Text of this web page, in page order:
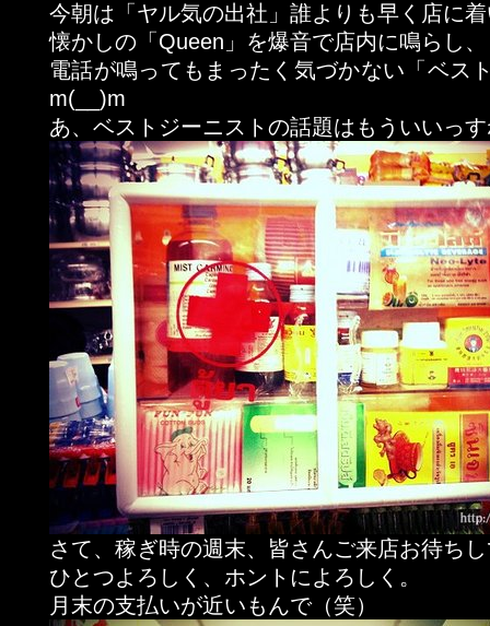
今朝は「ヤル気の出社」誰よりも早く店に
懐かしの「Queen」を爆音で店内に鳴らし、
電話が鳴ってもまったく気づかない「ベス
m(__)m
あ、ベストジーニストの話題はもういいっ
さて、稼ぎ時の週末、皆さんご来店お待ち
ひとつよろしく、ホントによろしく。
月末の支払いが近いもんで（笑）